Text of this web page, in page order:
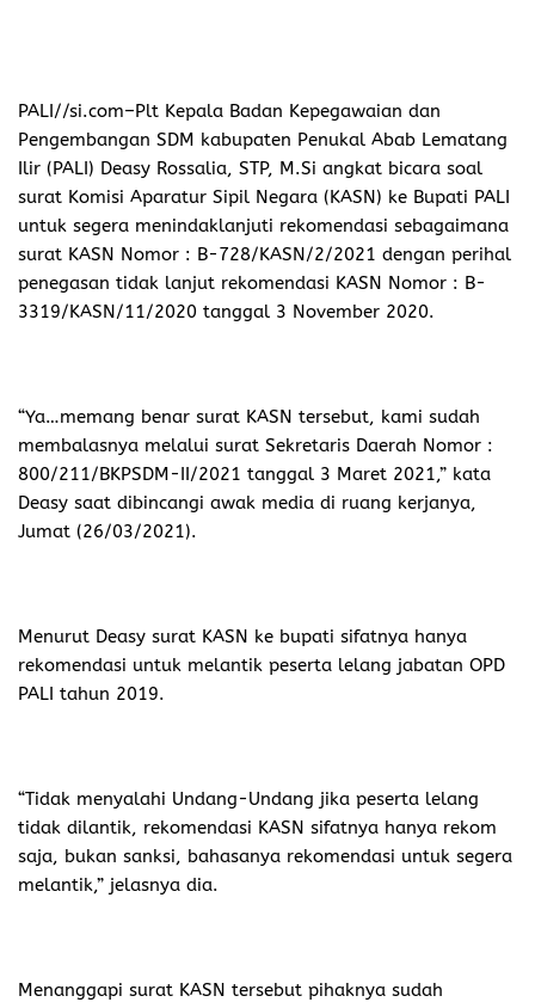
PALI//si.com–Plt Kepala Badan Kepegawaian dan
Pengembangan SDM kabupaten Penukal Abab Lematang
Ilir (PALI) Deasy Rossalia, STP, M.Si angkat bicara soal
surat Komisi Aparatur Sipil Negara (KASN) ke Bupati PALI
untuk segera menindaklanjuti rekomendasi sebagaimana
surat KASN Nomor : B-728/KASN/2/2021 dengan perihal
penegasan tidak lanjut rekomendasi KASN Nomor : B-
3319/KASN/11/2020 tanggal 3 November 2020.
“Ya…memang benar surat KASN tersebut, kami sudah
membalasnya melalui surat Sekretaris Daerah Nomor :
800/211/BKPSDM-II/2021 tanggal 3 Maret 2021,” kata
Deasy saat dibincangi awak media di ruang kerjanya,
Jumat (26/03/2021).
Menurut Deasy surat KASN ke bupati sifatnya hanya
rekomendasi untuk melantik peserta lelang jabatan OPD
PALI tahun 2019.
“Tidak menyalahi Undang-Undang jika peserta lelang
tidak dilantik, rekomendasi KASN sifatnya hanya rekom
saja, bukan sanksi, bahasanya rekomendasi untuk segera
melantik,” jelasnya dia.
Menanggapi surat KASN tersebut pihaknya sudah